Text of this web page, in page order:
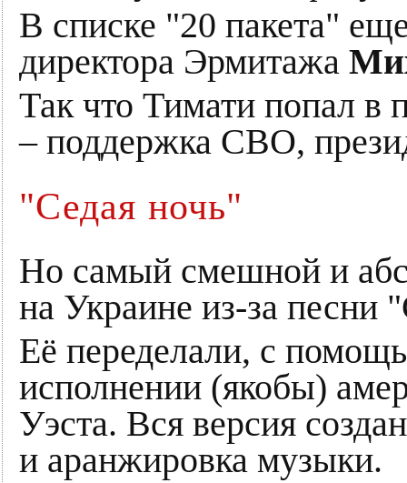
В списке "20 пакета"
директора Эрмитажа
Так что Тимати попал
– поддержка СВО,
"Седая ночь"
Но самый смешной и
на Украине из-за песни
Её переделали, с
исполнении (якобы)
Уэста. Вся версия
и аранжировка музыки.